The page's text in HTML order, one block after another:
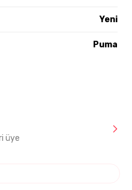
Yeni
Puma
üye